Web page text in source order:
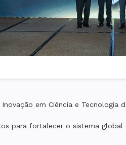
em Ciência e Tecnologia
para fortalecer o sistema